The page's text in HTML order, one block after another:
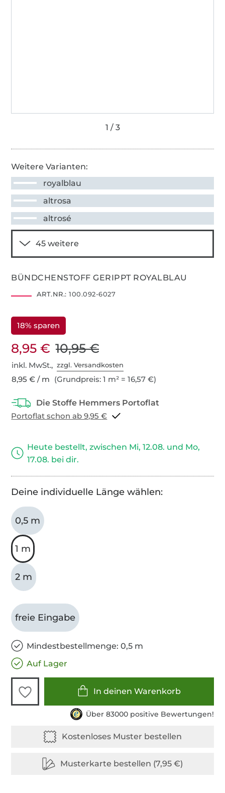
Weitere Varianten:
royalblau
altrosa
altrosé
BÜNDCHENSTOFF GERIPPT ROYALBLAU
ART.NR.: 100.092-6027
18% sparen
8,95 € 10,95 €
inkl. MwSt.,zzgl. Versandkosten
8,95 € / m (Grundpreis: 1 m² = 16,57 €)
Portoflat schon ab 9,95 €
Heute bestellt, zwischen Mi, 12.08. und Mo,
17.08. bei dir.
Deine individuelle Länge wählen:
0,5 m
1 m
2 m
freie Eingabe
Mindestbestellmenge: 0,5 m
Auf Lager
In deinen Warenkorb
Über 83000 positive Bewertungen!